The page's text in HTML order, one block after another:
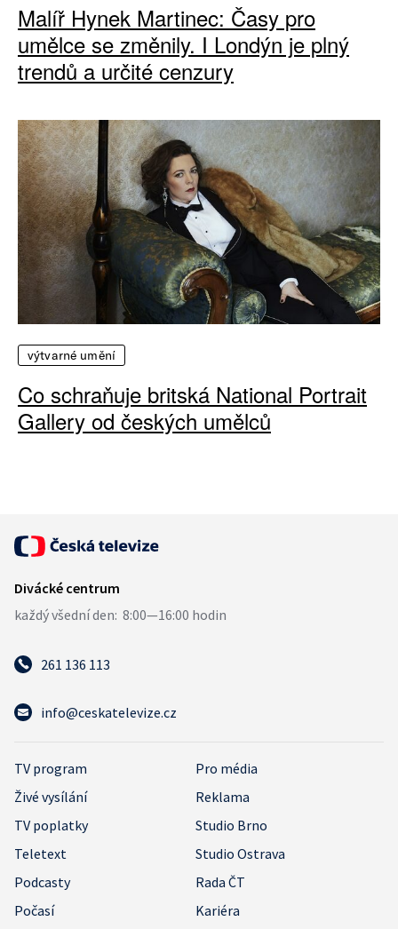
Malíř Hynek Martinec: Časy pro
umělce se změnily. I Londýn je plný
trendů a určité cenzury
výtvarné umění
Co schraňuje britská National Portrait
Gallery od českých umělců
261 136 113
info@ceskatelevize.cz
TV program
Pro média
Živé vysílání
Reklama
TV poplatky
Studio Brno
Teletext
Studio Ostrava
Podcasty
Rada ČT
Počasí
Kariéra